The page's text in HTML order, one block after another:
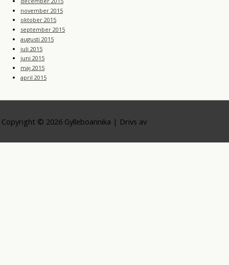
november 2015
oktober 2015
september 2015
augusti 2015
juli 2015
juni 2015
maj 2015
april 2015
Copyright © 2026 Gylleboannika | Drivs av